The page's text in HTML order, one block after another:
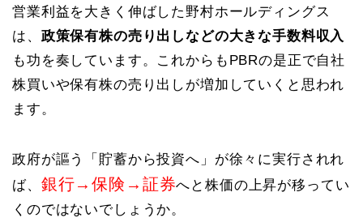
営業利益を大きく伸ばした野村ホールディングス
は、 政策保有株の売り出しなどの大きな手数料収入
も功を奏しています。これからもPBRの是正で自社
株買いや保有株の売り出しが増加していくと思われ
ます。
政府が謳う「貯蓄から投資へ」が徐々に実行されれ
ば、 銀行→保険→証券へと株価の上昇が移ってい
くのではないでしょうか。